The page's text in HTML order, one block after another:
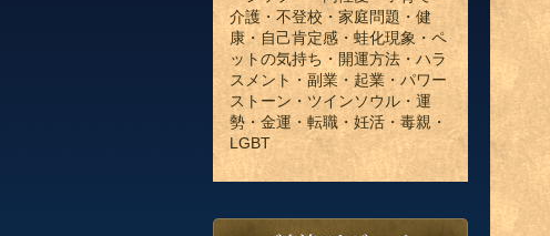
介護・不登校・家庭問題・健
康・自己肯定感・蛙化現象・ペ
ットの気持ち・開運方法・ハラ
スメント・副業・起業・パワー
ストーン・ツインソウル・運
勢・金運・転職・妊活・毒親・
LGBT